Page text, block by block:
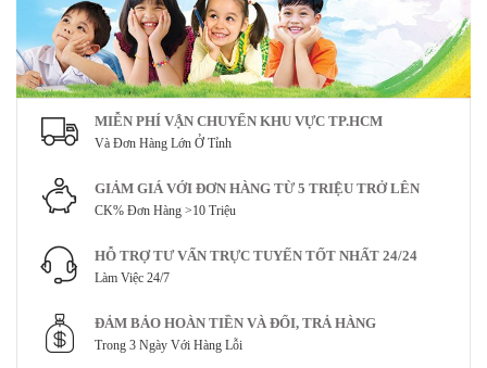
MIỄN PHÍ VẬN CHUYỂN KHU VỰC TP.HCM
Và Đơn Hàng Lớn Ở Tỉnh
GIẢM GIÁ VỚI ĐƠN HÀNG TỪ 5 TRIỆU TRỞ LÊN
CK% Đơn Hàng >10 Triệu
HỖ TRỢ TƯ VẤN TRỰC TUYẾN TỐT NHẤT 24/24
Làm Việc 24/7
ĐẢM BẢO HOÀN TIỀN VÀ ĐỔI, TRẢ HÀNG
Trong 3 Ngày Với Hàng Lỗi